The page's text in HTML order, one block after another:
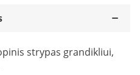
strypas grandikliui,